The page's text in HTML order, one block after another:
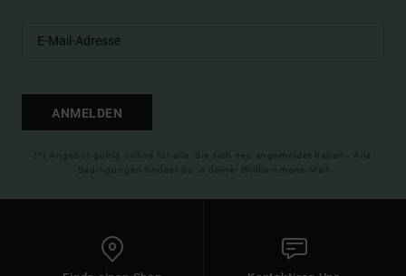
ANMELDEN
(*) Angebot gültig online für alle, die sich neu angemeldet haben - Alle
Bedingungen findest du in deiner Willkommens-Mail